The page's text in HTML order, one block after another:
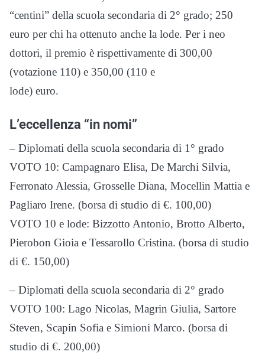
“centini” della scuola secondaria di 2° grado; 250
euro per chi ha ottenuto anche la lode. Per i neo
dottori, il premio è rispettivamente di 300,00
(votazione 110) e 350,00 (110 e
lode) euro.
L’eccellenza “in nomi”
– Diplomati della scuola secondaria di 1° grado
VOTO 10: Campagnaro Elisa, De Marchi Silvia,
Ferronato Alessia, Grosselle Diana, Mocellin Mattia e
Pagliaro Irene. (borsa di studio di €. 100,00)
VOTO 10 e lode: Bizzotto Antonio, Brotto Alberto,
Pierobon Gioia e Tessarollo Cristina. (borsa di studio
di €. 150,00)
– Diplomati della scuola secondaria di 2° grado
VOTO 100: Lago Nicolas, Magrin Giulia, Sartore
Steven, Scapin Sofia e Simioni Marco. (borsa di
studio di €. 200,00)